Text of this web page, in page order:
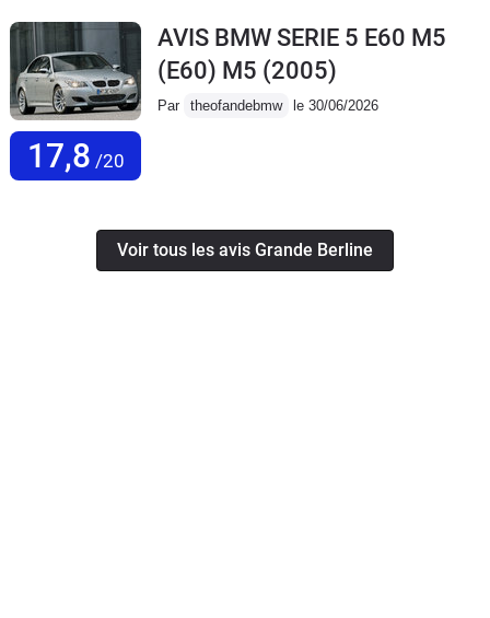
17,8 /20
AVIS BMW SERIE 5 E60 M5
(E60) M5 (2005)
Par theofandebmw le 30/06/2026
Voir tous les avis Grande Berline